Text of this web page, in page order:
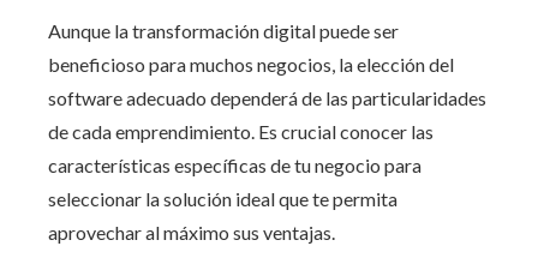
Aunque la transformación digital puede ser
beneficioso para muchos negocios, la elección del
software adecuado dependerá de las particularidades
de cada emprendimiento. Es crucial conocer las
características específicas de tu negocio para
seleccionar la solución ideal que te permita
aprovechar al máximo sus ventajas.